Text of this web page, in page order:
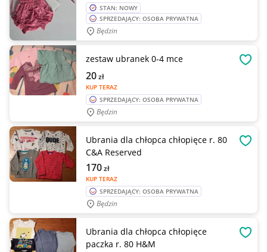
STAN: NOWY
SPRZEDAJĄCY: OSOBA PRYWATNA
Będzin
zestaw ubranek 0-4 mce
KUP TERAZ
20zł
SPRZEDAJĄCY: OSOBA PRYWATNA
Będzin
Ubrania dla chłopca chłopięce r. 80
C&A Reserved
KUP TERAZ
170zł
SPRZEDAJĄCY: OSOBA PRYWATNA
Będzin
Ubrania dla chłopca chłopięce
paczka r. 80 H&M